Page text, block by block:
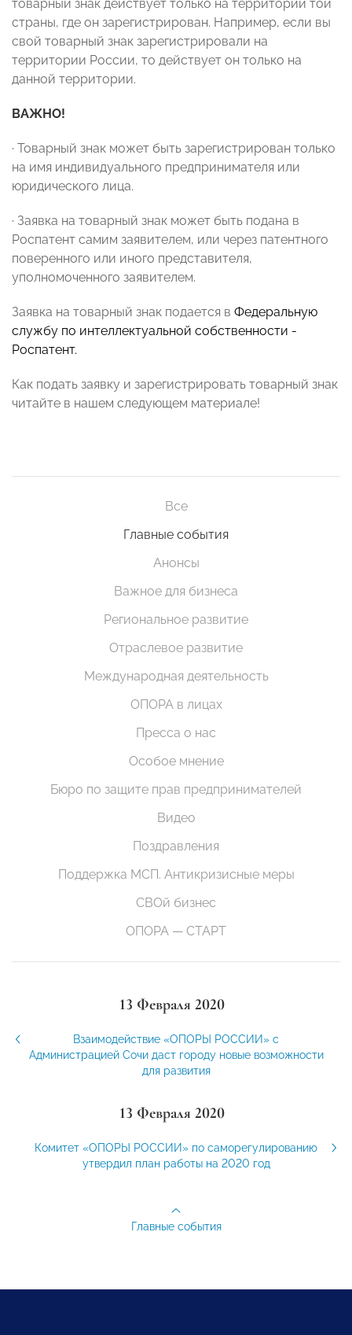
товарный знак действует только на территории той
страны, где он зарегистрирован. Например, если вы
свой товарный знак зарегистрировали на
территории России, то действует он только на
данной территории.
ВАЖНО!
· Товарный знак может быть зарегистрирован только
на имя индивидуального предпринимателя или
юридического лица.
· Заявка на товарный знак может быть подана в
Роспатент самим заявителем, или через патентного
поверенного или иного представителя,
уполномоченного заявителем.
Заявка на товарный знак подается в Федеральную
службу по интеллектуальной собственности -
Роспатент.
Как подать заявку и зарегистрировать товарный знак
читайте в нашем следующем материале!
Все
Главные события
Анонсы
Важное для бизнеса
Региональное развитие
Отраслевое развитие
Международная деятельность
ОПОРА в лицах
Пресса о нас
Особое мнение
Бюро по защите прав предпринимателей
Видео
Поздравления
Поддержка МСП. Антикризисные меры
СВОй бизнес
ОПОРА — СТАРТ
13 Февраля 2020
Взаимодействие «ОПОРЫ РОССИИ» с
Администрацией Сочи даст городу новые возможности
для развития
13 Февраля 2020
Комитет «ОПОРЫ РОССИИ» по саморегулированию
утвердил план работы на 2020 год
Главные события